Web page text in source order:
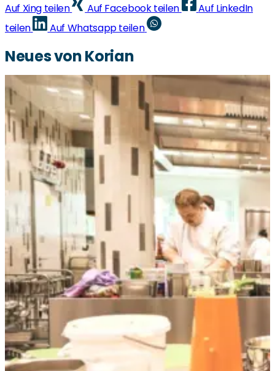
Auf Xing teilen Auf Facebook teilen
Auf LinkedIn
teilen
Auf Whatsapp teilen
Neues von Korian